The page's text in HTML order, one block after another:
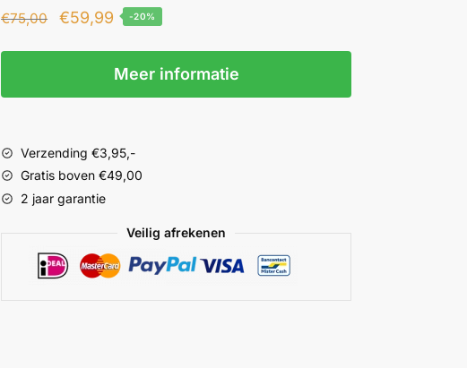
€75,00 €59,99 -20%
Meer informatie
Verzending €3,95,-
Gratis boven €49,00
2 jaar garantie
Veilig afrekenen